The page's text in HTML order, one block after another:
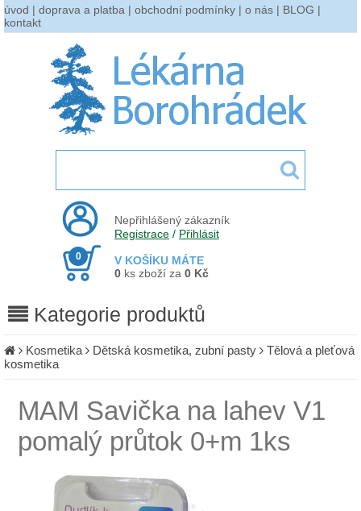
úvod | doprava a platba | obchodní podmínky | o nás | BLOG |
kontakt
Nepřihlášený zákazník
Registrace / Přihlásit
V KOŠÍKU MÁTE
0
0 ks zboží za 0 Kč
Kategorie produktů
Kosmetika Dětská kosmetika, zubní pasty
Tělová a pleťová
kosmetika
MAM Savička na lahev V1
pomalý průtok 0+m 1ks